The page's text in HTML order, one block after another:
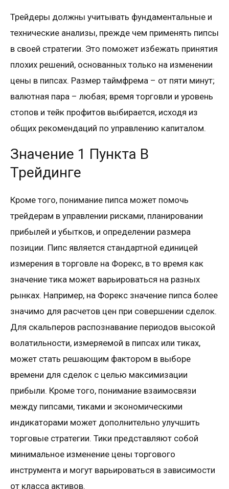
Трейдеры должны учитывать фундаментальные и
технические анализы, прежде чем применять пипсы
в своей стратегии. Это поможет избежать принятия
плохих решений, основанных только на изменении
цены в пипсах. Размер таймфрема – от пяти минут;
валютная пара – любая; время торговли и уровень
стопов и тейк профитов выбирается, исходя из
общих рекомендаций по управлению капиталом.
Значение 1 Пункта В
Трейдинге
Кроме того, понимание пипса может помочь
трейдерам в управлении рисками, планировании
прибылей и убытков, и определении размера
позиции. Пипс является стандартной единицей
измерения в торговле на Форекс, в то время как
значение тика может варьироваться на разных
рынках. Например, на Форекс значение пипса более
значимо для расчетов цен при совершении сделок.
Для скальперов распознавание периодов высокой
волатильности, измеряемой в пипсах или тиках,
может стать решающим фактором в выборе
времени для сделок с целью максимизации
прибыли. Кроме того, понимание взаимосвязи
между пипсами, тиками и экономическими
индикаторами может дополнительно улучшить
торговые стратегии. Тики представляют собой
минимальное изменение цены торгового
инструмента и могут варьироваться в зависимости
от класса активов.